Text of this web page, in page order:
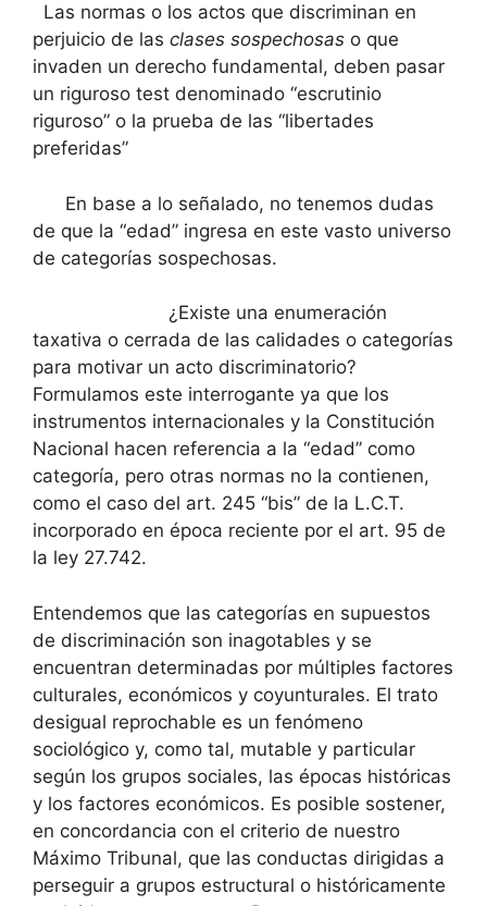
Las normas o los actos que discriminan en
perjuicio de las clases sospechosas o que
invaden un derecho fundamental, deben pasar
un riguroso test denominado “escrutinio
riguroso” o la prueba de las “libertades
preferidas”
En base a lo señalado, no tenemos dudas
de que la “edad” ingresa en este vasto universo
de categorías sospechosas.
¿Existe una enumeración
taxativa o cerrada de las calidades o categorías
para motivar un acto discriminatorio?
Formulamos este interrogante ya que los
instrumentos internacionales y la Constitución
Nacional hacen referencia a la “edad” como
categoría, pero otras normas no la contienen,
como el caso del art. 245 “bis” de la L.C.T.
incorporado en época reciente por el art. 95 de
la ley 27.742.
Entendemos que las categorías en supuestos
de discriminación son inagotables y se
encuentran determinadas por múltiples factores
culturales, económicos y coyunturales. El trato
desigual reprochable es un fenómeno
sociológico y, como tal, mutable y particular
según los grupos sociales, las épocas históricas
y los factores económicos. Es posible sostener,
en concordancia con el criterio de nuestro
Máximo Tribunal, que las conductas dirigidas a
perseguir a grupos estructural o históricamente